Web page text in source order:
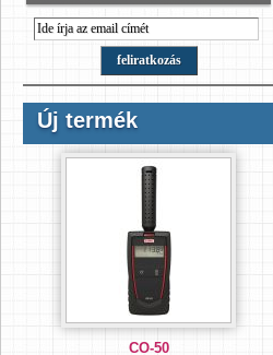
Új termék
CO-50